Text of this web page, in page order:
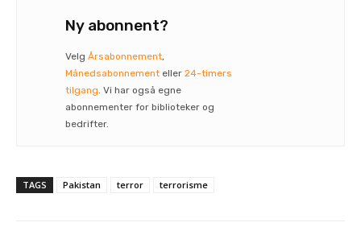
Ny abonnent?
Velg Årsabonnement,
Månedsabonnement eller 24-timers
tilgang. Vi har også egne
abonnementer for biblioteker og
bedrifter.
TAGS Pakistan terror terrorisme